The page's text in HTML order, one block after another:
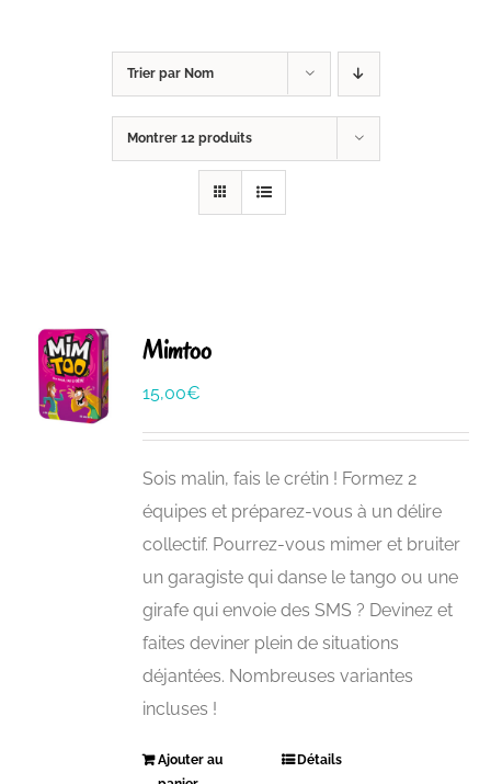
Trier par Nom
Montrer 12 produits
Mimtoo
15,00€
Sois malin, fais le crétin ! Formez 2
équipes et préparez-vous à un délire
collectif. Pourrez-vous mimer et bruiter
un garagiste qui danse le tango ou une
girafe qui envoie des SMS ? Devinez et
faites deviner plein de situations
déjantées. Nombreuses variantes
incluses !
Ajouter au
Détails